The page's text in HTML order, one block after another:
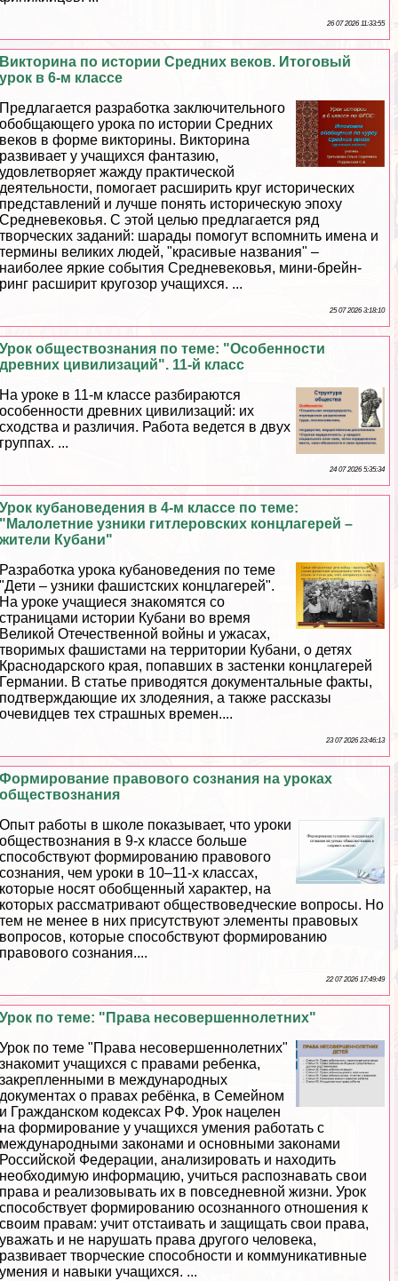
26 07 2026 11:33:55
Викторина по истории Средних веков. Итоговый
урок в 6-м классе
Предлагается разработка заключительного
обобщающего урока по истории Средних
веков в форме викторины. Викторина
развивает у учащихся фантазию,
удовлетворяет жажду пpaктической
деятельности, помогает расширить круг исторических
представлений и лучше понять историческую эпоху
Средневековья. С этой целью предлагается ряд
творческих заданий: шарады помогут вспомнить имена и
термины великих людей, "красивые названия" –
наиболее яркие события Cредневековья, мини-брейн-
ринг расширит кругозор учащихся. ...
25 07 2026 3:18:10
Урок обществознания по теме: "Особенности
древних цивилизаций". 11-й класс
На уроке в 11-м классе разбираются
особенности древних цивилизаций: их
сходства и различия. Работа ведется в двух
группах. ...
24 07 2026 5:35:34
Урок кубановедения в 4-м классе по теме:
"Малолетние узники гитлеровских концлагерей –
жители Кубани"
Разработка урока кубановедения по теме
"Дети – узники фашистских концлагерей".
На уроке учащиеся знакомятся со
страницами истории Кубани во время
Великой Отечественной войны и ужасах,
творимых фашистами на территории Кубани, о детях
Краснодарского края, попавших в застенки концлагерей
Германии. В статье приводятся документальные факты,
подтверждающие их злодеяния, а также рассказы
очевидцев тех страшных времен....
23 07 2026 23:46:13
Формирование правового сознания на уроках
обществознания
Опыт работы в школе показывает, что уроки
обществознания в 9-х классе больше
способствуют формированию правового
сознания, чем уроки в 10–11-х классах,
которые носят обобщенный хаpaктер, на
которых рассматривают обществоведческие вопросы. Но
тем не менее в них присутствуют элементы правовых
вопросов, которые способствуют формированию
правового сознания....
22 07 2026 17:49:49
Урок по теме: "Права несовершеннолетних"
Урок по теме "Права несовершеннолетних"
знакомит учащихся с правами ребенка,
закрепленными в международных
документах о правах ребёнка, в Семейном
и Гражданском кодексах РФ. Урок нацелен
на формирование у учащихся умения работать с
международными законами и основными законами
Российской Федерации, анализировать и находить
необходимую информацию, учиться распознавать свои
права и реализовывать их в повседневной жизни. Урок
способствует формированию осознанного отношения к
своим правам: учит отстаивать и защищать свои права,
уважать и не нарушать права другого человека,
развивает творческие способности и коммуникативные
умения и навыки учащихся. ...